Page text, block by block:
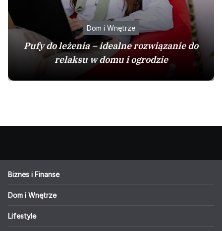
Dom i Wnętrze
Pufy do leżenia – idealne rozwiązanie do
relaksu w domu i ogrodzie
Biznes i Finanse
Dom i Wnętrze
Lifestyle